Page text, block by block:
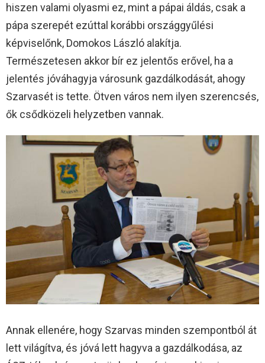
hiszen valami olyasmi ez, mint a pápai áldás, csak a
pápa szerepét ezúttal korábbi országgyűlési
képviselőnk, Domokos László alakítja.
Természetesen akkor bír ez jelentős erővel, ha a
jelentés jóváhagyja városunk gazdálkodását, ahogy
Szarvasét is tette. Ötven város nem ilyen szerencsés,
ők csődközeli helyzetben vannak.
Annak ellenére, hogy Szarvas minden szempontból át
lett világítva, és jóvá lett hagyva a gazdálkodása, az